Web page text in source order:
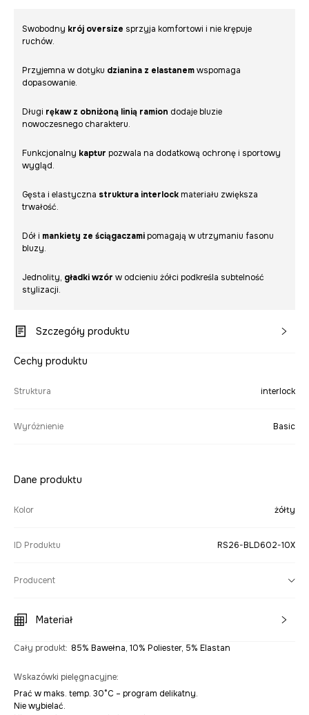
Swobodny krój oversize sprzyja komfortowi i nie krępuje
ruchów.
Przyjemna w dotyku dzianina z elastanemwspomaga
dopasowanie.
Długi rękaw z obniżoną linią ramion dodaje bluzie
nowoczesnego charakteru.
Funkcjonalny kaptur pozwala na dodatkową ochronę i sportowy
wygląd.
Gęsta i elastyczna struktura interlock materiału zwiększa
trwałość.
Dół i mankiety ze ściągaczami pomagają w utrzymaniu fasonu
bluzy.
Jednolity, gładki wzór w odcieniu żółci podkreśla subtelność
stylizacji.
Szczegóły produktu
Cechy produktu
Struktura interlock
Wyróżnienie Basic
Dane produktu
Kolor żółty
ID Produktu RS26-BLD602-10X
Producent
Materiał
Cały produkt: 85% Bawełna, 10% Poliester, 5% Elastan
Wskazówki pielęgnacyjne:
Prać w maks. temp. 30°C – program delikatny.
Nie wybielać.